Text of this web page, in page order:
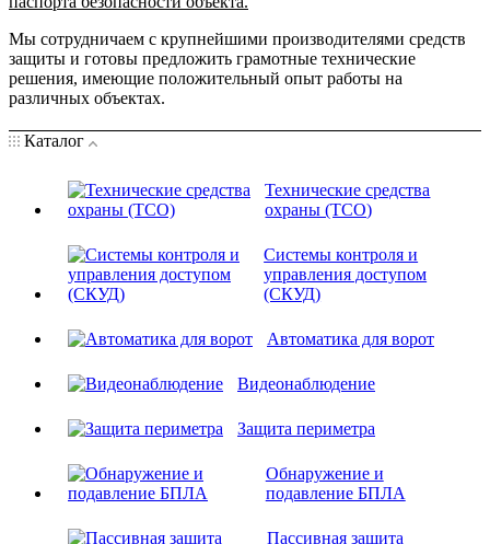
Мы сотрудничаем с крупнейшими производителями средств
защиты и готовы предложить грамотные технические
решения, имеющие положительный опыт работы на
различных объектах.
Каталог
Технические средства
охраны (ТСО)
Системы контроля и
управления доступом
(СКУД)
Автоматика для ворот
Видеонаблюдение
Защита периметра
Обнаружение и
подавление БПЛА
Пассивная защита